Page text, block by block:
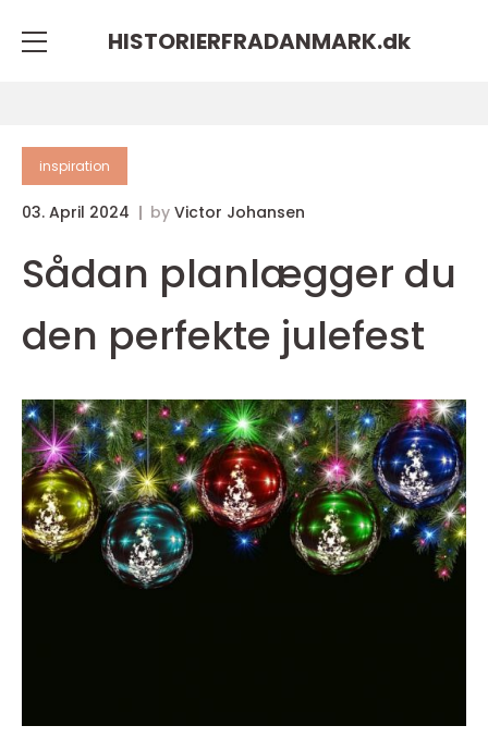
HISTORIERFRADANMARK.dk
inspiration
03. April 2024 by Victor Johansen
Sådan planlægger du
den perfekte julefest